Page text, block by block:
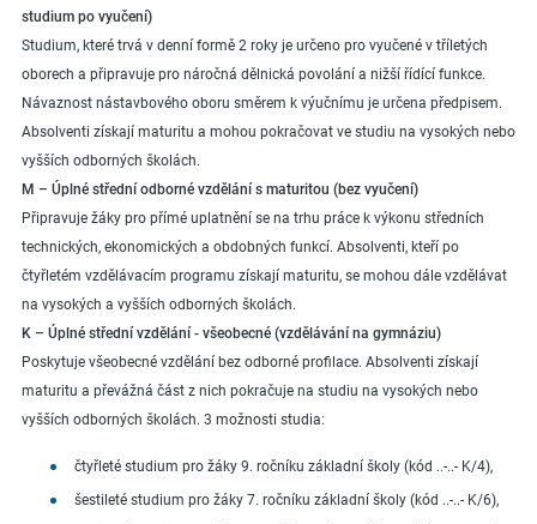
studium po vyučení)
Studium, které trvá v denní formě 2 roky je určeno pro vyučené v tříletých
oborech a připravuje pro náročná dělnická povolání a nižší řídící funkce.
Návaznost nástavbového oboru směrem k výučnímu je určena předpisem.
Absolventi získají maturitu a mohou pokračovat ve studiu na vysokých nebo
vyšších odborných školách.
M – Úplné střední odborné vzdělání s maturitou (bez vyučení)
Připravuje žáky pro přímé uplatnění se na trhu práce k výkonu středních
technických, ekonomických a obdobných funkcí. Absolventi, kteří po
čtyřletém vzdělávacím programu získají maturitu, se mohou dále vzdělávat
na vysokých a vyšších odborných školách.
K – Úplné střední vzdělání - všeobecné (vzdělávání na gymnáziu)
Poskytuje všeobecné vzdělání bez odborné profilace. Absolventi získají
maturitu a převážná část z nich pokračuje na studiu na vysokých nebo
vyšších odborných školách. 3 možnosti studia:
čtyřleté studium pro žáky 9. ročníku základní školy (kód ..-..- K/4),
šestileté studium pro žáky 7. ročníku základní školy (kód ..-..- K/6),